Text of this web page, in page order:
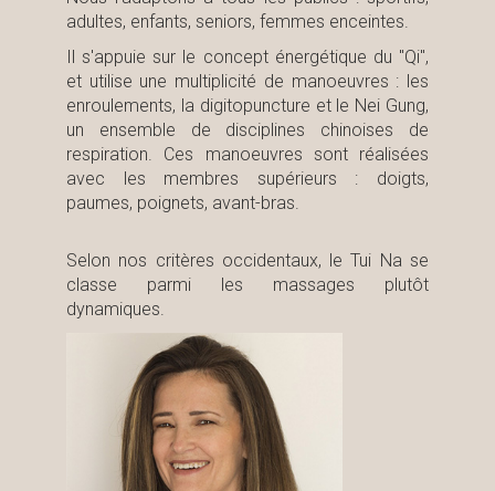
adultes, enfants, seniors, femmes enceintes.
Il s'appuie sur le concept énergétique du "Qi",
et utilise une multiplicité de manoeuvres : les
enroulements, la digitopuncture et le Nei Gung,
un ensemble de disciplines chinoises de
respiration. Ces manoeuvres sont réalisées
avec les membres supérieurs : doigts,
paumes, poignets, avant-bras.
Selon nos critères occidentaux, le Tui Na se
classe parmi les massages plutôt
dynamiques.